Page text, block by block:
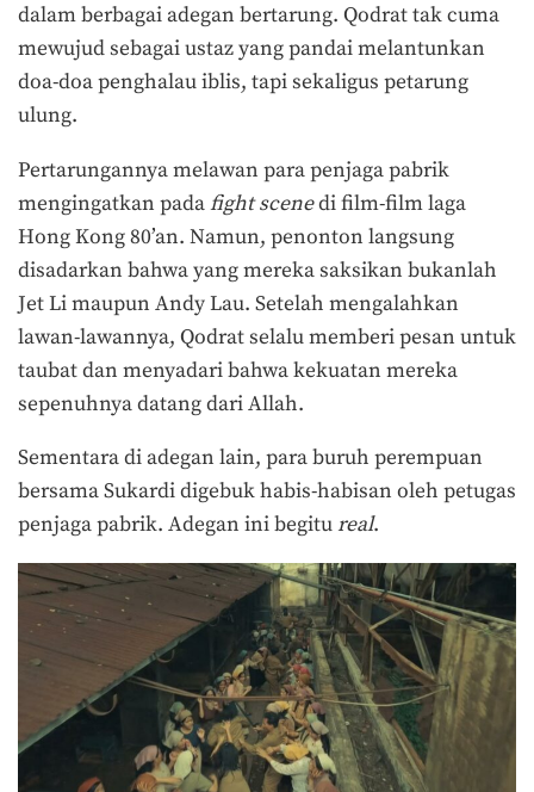
dalam berbagai adegan bertarung. Qodrat tak cuma
mewujud sebagai ustaz yang pandai melantunkan
doa-doa penghalau iblis, tapi sekaligus petarung
ulung.
Pertarungannya melawan para penjaga pabrik
mengingatkan padafight scenedi film-film laga
Hong Kong 80’an. Namun, penonton langsung
disadarkan bahwa yang mereka saksikan bukanlah
Jet Li maupun Andy Lau. Setelah mengalahkan
lawan-lawannya, Qodrat selalu memberi pesan untuk
taubat dan menyadari bahwa kekuatan mereka
sepenuhnya datang dari Allah.
Sementara di adegan lain, para buruh perempuan
bersama Sukardi digebuk habis-habisan oleh petugas
penjaga pabrik. Adegan ini begitureal.